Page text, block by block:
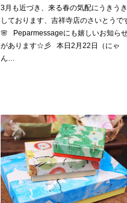
3月も近づき、来る春の気配にうきう
しております、吉祥寺店のさいとうで
🌸 Peparmessageにも嬉しいお知ら
があります☆彡 本日2月22日（にゃ
ん…